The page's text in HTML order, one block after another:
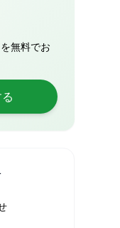
無料でお